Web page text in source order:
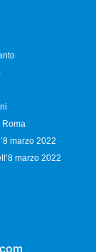
Roma
marzo 2022
marzo 2022